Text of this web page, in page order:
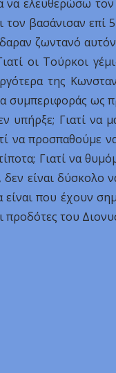
να ελευθερώσω
τον βασάνισαν επί
ζωντανό
οι Τούρκοι
της
συμπεριφοράς ως
υπήρξε; Γιατί να
να προσπαθούμε
Γιατί να
δεν είναι δύσκολο
που έχουν
προδότες του